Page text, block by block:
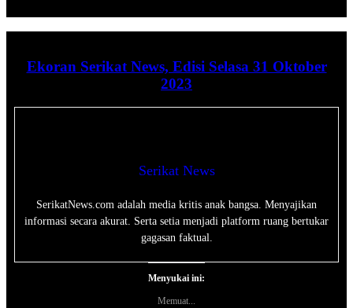
Ekoran Serikat News, Edisi Selasa 31 Oktober
2023
Serikat News
SerikatNews.com adalah media kritis anak bangsa. Menyajikan
informasi secara akurat. Serta setia menjadi platform ruang bertukar
gagasan faktual.
Menyukai ini:
Memuat...